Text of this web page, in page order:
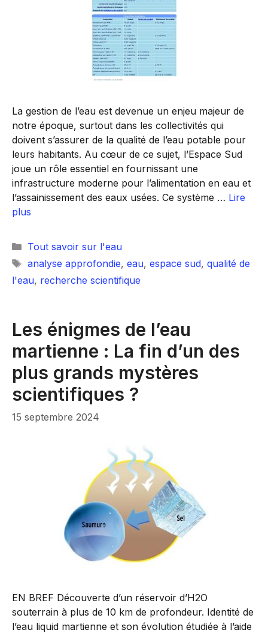
La gestion de l’eau est devenue un enjeu majeur de
notre époque, surtout dans les collectivités qui
doivent s’assurer de la qualité de l’eau potable pour
leurs habitants. Au cœur de ce sujet, l’Espace Sud
joue un rôle essentiel en fournissant une
infrastructure moderne pour l’alimentation en eau et
l’assainissement des eaux usées. Ce système … Lire
plus
Catégories
Tout savoir sur l'eau
Étiquettes
analyse approfondie, eau, espace sud, qualité de
l'eau, recherche scientifique
Les énigmes de l’eau
martienne : La fin d’un des
plus grands mystères
scientifiques ?
15 septembre 2024
EN BREF Découverte d’un réservoir d’H2O
souterrain à plus de 10 km de profondeur. Identité de
l’eau liquid martienne et son évolution étudiée à l’aide